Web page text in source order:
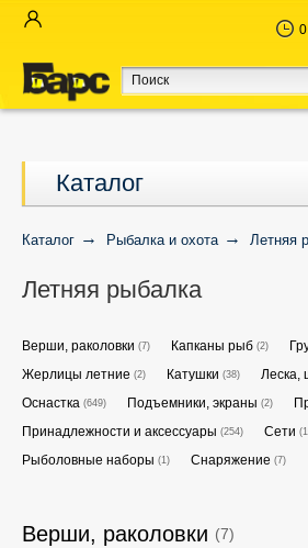
0
Каталог
Каталог Рыбалка и охота Летняя
Летняя рыбалка
Верши, раколовки (7) Капканы рыб (2)
Жерлицы летние (2) Катушки (38) Леска,
Оснастка (649) Подъемники, экраны (2)
Принадлежности и аксессуары (254) Сети
Рыболовные наборы (1) Снаряжение (7)
Верши, раколовки (7)